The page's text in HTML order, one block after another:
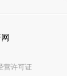
营许可证